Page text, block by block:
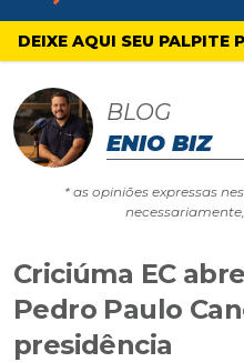
4oito
DEIXE AQUI SEU PALPITE
BLOG
ENIO BIZ
* as opiniões expressas
Criciúma EC
Pedro Paulo
presidência